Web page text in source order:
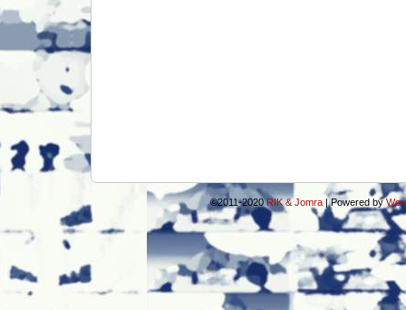
©2011-2020RIK & Jomra |Powered by